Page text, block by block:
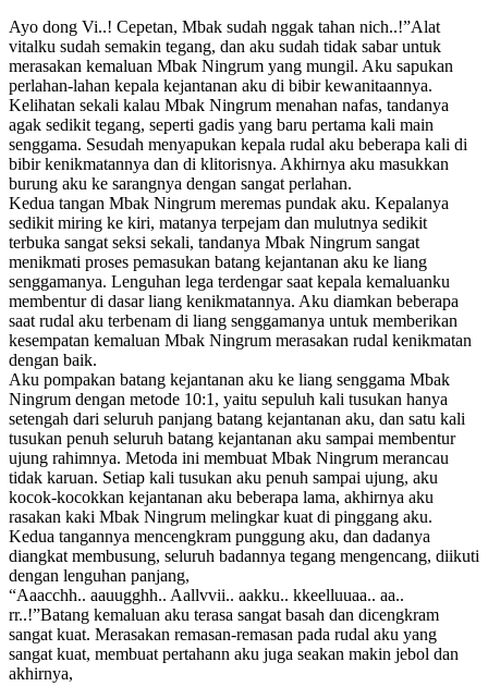
Ayo dong Vi..! Cepetan, Mbak sudah nggak tahan nich..!”Alat
vitalku sudah semakin tegang, dan aku sudah tidak sabar untuk
merasakan kemaluan Mbak Ningrum yang mungil. Aku sapukan
perlahan-lahan kepala kejantanan aku di bibir kewanitaannya.
Kelihatan sekali kalau Mbak Ningrum menahan nafas, tandanya
agak sedikit tegang, seperti gadis yang baru pertama kali main
senggama. Sesudah menyapukan kepala rudal aku beberapa kali di
bibir kenikmatannya dan di klitorisnya. Akhirnya aku masukkan
burung aku ke sarangnya dengan sangat perlahan.
Kedua tangan Mbak Ningrum meremas pundak aku. Kepalanya
sedikit miring ke kiri, matanya terpejam dan mulutnya sedikit
terbuka sangat seksi sekali, tandanya Mbak Ningrum sangat
menikmati proses pemasukan batang kejantanan aku ke liang
senggamanya. Lenguhan lega terdengar saat kepala kemaluanku
membentur di dasar liang kenikmatannya. Aku diamkan beberapa
saat rudal aku terbenam di liang senggamanya untuk memberikan
kesempatan kemaluan Mbak Ningrum merasakan rudal kenikmatan
dengan baik.
Aku pompakan batang kejantanan aku ke liang senggama Mbak
Ningrum dengan metode 10:1, yaitu sepuluh kali tusukan hanya
setengah dari seluruh panjang batang kejantanan aku, dan satu kali
tusukan penuh seluruh batang kejantanan aku sampai membentur
ujung rahimnya. Metoda ini membuat Mbak Ningrum merancau
tidak karuan. Setiap kali tusukan aku penuh sampai ujung, aku
kocok-kocokkan kejantanan aku beberapa lama, akhirnya aku
rasakan kaki Mbak Ningrum melingkar kuat di pinggang aku.
Kedua tangannya mencengkram punggung aku, dan dadanya
diangkat membusung, seluruh badannya tegang mengencang, diikuti
dengan lenguhan panjang,
“Aaacchh.. aauugghh.. Aallvvii.. aakku.. kkeelluuaa.. aa..
rr..!”Batang kemaluan aku terasa sangat basah dan dicengkram
sangat kuat. Merasakan remasan-remasan pada rudal aku yang
sangat kuat, membuat pertahann aku juga seakan makin jebol dan
akhirnya,